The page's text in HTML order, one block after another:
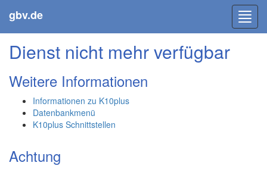
gbv.de
Dienst nicht mehr verfügbar
Weitere Informationen
Informationen zu K10plus
Datenbankmenü
K10plus Schnittstellen
Achtung